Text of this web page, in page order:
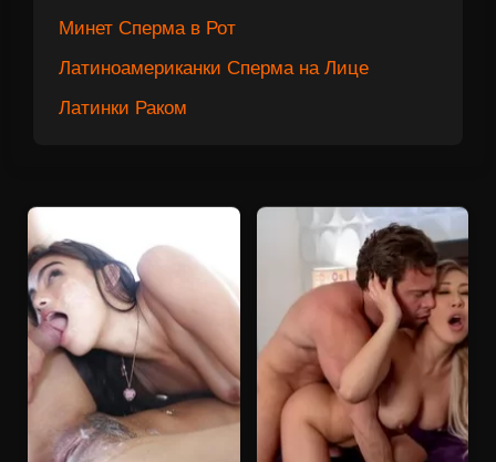
Минет Сперма в Рот
Латиноамериканки Сперма на Лице
Латинки Раком